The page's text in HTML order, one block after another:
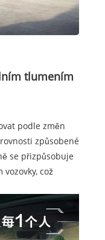
tlumením
podle změn
způsobené
se přizpůsobuje
což